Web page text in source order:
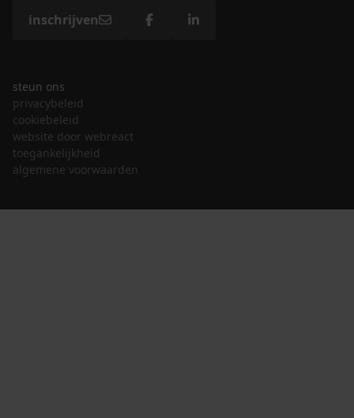
inschrijven
steun ons
privacybeleid
cookiebeleid
website door webreact
toegankelijkheid
algemene voorwaarden